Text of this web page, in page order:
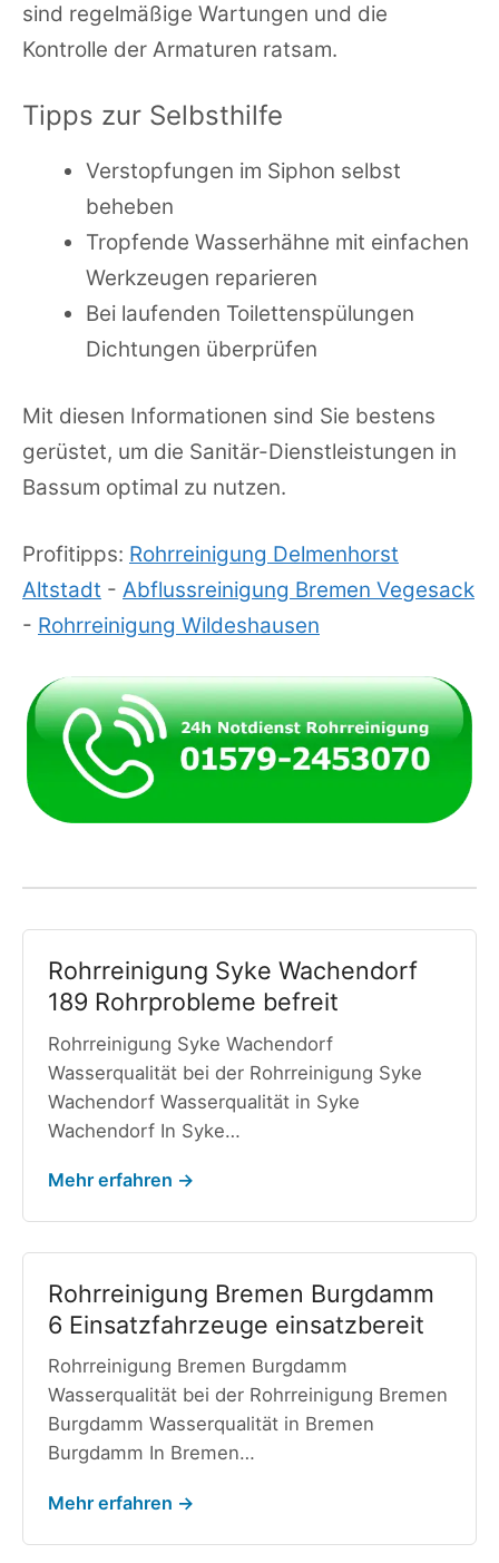
sind regelmäßige Wartungen und die
Kontrolle der Armaturen ratsam.
Tipps zur Selbsthilfe
Verstopfungen im Siphon selbst
beheben
Tropfende Wasserhähne mit einfachen
Werkzeugen reparieren
Bei laufenden Toilettenspülungen
Dichtungen überprüfen
Mit diesen Informationen sind Sie bestens
gerüstet, um die Sanitär-Dienstleistungen in
Bassum optimal zu nutzen.
Profitipps: Rohrreinigung Delmenhorst
Altstadt - Abflussreinigung Bremen Vegesack
- Rohrreinigung Wildeshausen
Rohrreinigung Syke Wachendorf
189 Rohrprobleme befreit
Rohrreinigung Syke Wachendorf
Wasserqualität bei der Rohrreinigung Syke
Wachendorf Wasserqualität in Syke
Wachendorf In Syke…
Mehr erfahren →
Rohrreinigung Bremen Burgdamm
6 Einsatzfahrzeuge einsatzbereit
Rohrreinigung Bremen Burgdamm
Wasserqualität bei der Rohrreinigung Bremen
Burgdamm Wasserqualität in Bremen
Burgdamm In Bremen…
Mehr erfahren →